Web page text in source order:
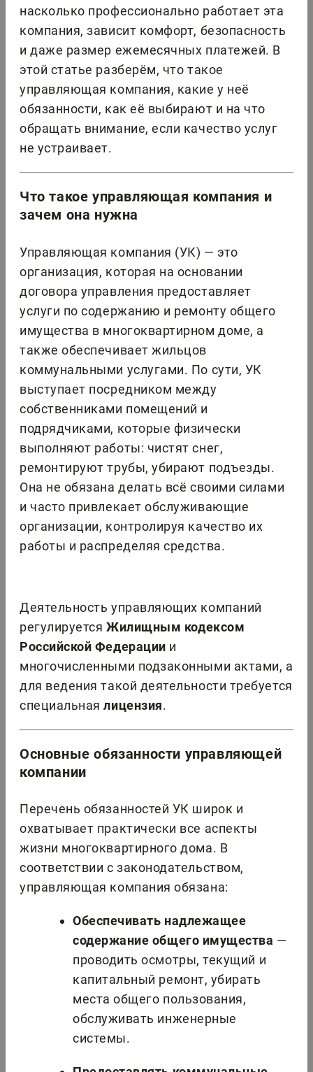
насколько профессионально работает эта
компания, зависит комфорт, безопасность
и даже размер ежемесячных платежей. В
этой статье разберём, что такое
управляющая компания, какие у неё
обязанности, как её выбирают и на что
обращать внимание, если качество услуг
не устраивает.
Что такое управляющая компания и
зачем она нужна
Управляющая компания (УК) — это
организация, которая на основании
договора управления предоставляет
услуги по содержанию и ремонту общего
имущества в многоквартирном доме, а
также обеспечивает жильцов
коммунальными услугами. По сути, УК
выступает посредником между
собственниками помещений и
подрядчиками, которые физически
выполняют работы: чистят снег,
ремонтируют трубы, убирают подъезды.
Она не обязана делать всё своими силами
и часто привлекает обслуживающие
организации, контролируя качество их
работы и распределяя средства.
Деятельность управляющих компаний
регулируетсяЖилищным кодексом
Российской Федерации и
многочисленными подзаконными актами, а
для ведения такой деятельности требуется
специальнаялицензия.
Основные обязанности управляющей
компании
Перечень обязанностей УК широк и
охватывает практически все аспекты
жизни многоквартирного дома. В
соответствии с законодательством,
управляющая компания обязана:
Обеспечивать надлежащее
содержание общего имущества —
проводить осмотры, текущий и
капитальный ремонт, убирать
места общего пользования,
обслуживать инженерные
системы.